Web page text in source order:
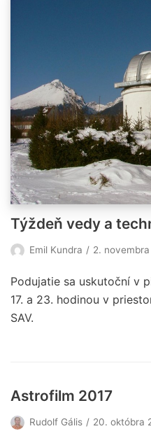
Týždeň vedy a
Emil Kundra 2. novembra
Podujatie sa uskutoční v
17. a 23. hodinou v
SAV.
Astrofilm 2017
Rudolf Gális 20. októbra